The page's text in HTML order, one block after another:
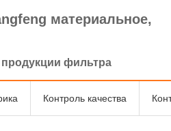
материальное,
фильтра
Контроль качества